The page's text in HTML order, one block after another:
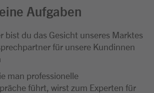
Aufgaben
bist du das Gesicht unseres Marktes
für unsere Kundinnen
man professionelle
führt, wirst zum Experten für